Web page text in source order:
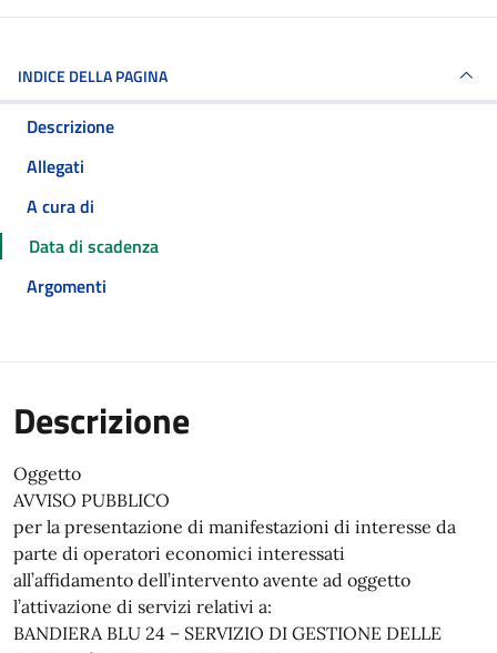
INDICE DELLA PAGINA
Descrizione
Allegati
A cura di
Data di scadenza
Argomenti
Descrizione
Oggetto
AVVISO PUBBLICO
per la presentazione di manifestazioni di interesse da
parte di operatori economici interessati
all’affidamento dell’intervento avente ad oggetto
l’attivazione di servizi relativi a:
BANDIERA BLU 24 – SERVIZIO DI GESTIONE DELLE